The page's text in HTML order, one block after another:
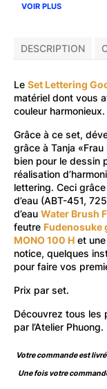
VOIR PLUS
DESCRIPTION
Le Set Lettering
matériel dont vous
couleur harmonieux.
Grâce à ce set,
grâce à Tanja
bien pour le dessin
réalisation
lettering. Ceci
d’eau (ABT-451,
d’eau Water Brush
feutre Fudenosuke
MONO 100 H et une
notice, quelques
pour faire vos
Prix par set.
Découvrez tous les
par l’Atelier Phuong.
Votre commande est
Une fois votre